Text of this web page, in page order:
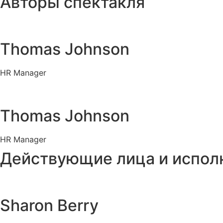
Thomas Johnson
HR Manager
Thomas Johnson
HR Manager
Действующие лица и
Sharon Berry